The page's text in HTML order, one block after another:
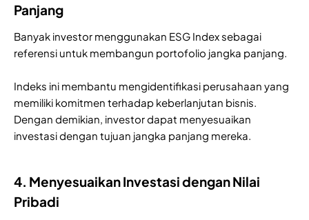
Panjang
Banyak investor menggunakan ESG Index sebagai
referensi untuk membangun portofolio jangka panjang.
Indeks ini membantu mengidentifikasi perusahaan yang
memiliki komitmen terhadap keberlanjutan bisnis.
Dengan demikian, investor dapat menyesuaikan
investasi dengan tujuan jangka panjang mereka.
4. Menyesuaikan Investasi dengan Nilai
Pribadi